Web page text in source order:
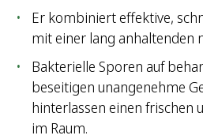
Er kombiniert effektive,
mit einer lang anhaltenden
Bakterielle Sporen auf
beseitigen unangenehme
hinterlassen einen frischen
im Raum.